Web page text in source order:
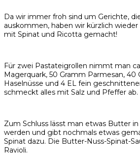
Da wir immer froh sind um Gerichte,
auskommen, haben wir kürzlich
mit Spinat und Ricotta gemacht!
Für zwei Pastateigrollen nimmt man
Magerquark, 50 Gramm Parmesan,
Haselnüsse und 4 EL fein
schmeckt alles mit Salz und Pfeffer ab.
Zum Schluss lässt man etwas Butter
werden und gibt nochmals etwas
Spinat dazu. Die Butter-Nuss-Spinat-
Ravioli.